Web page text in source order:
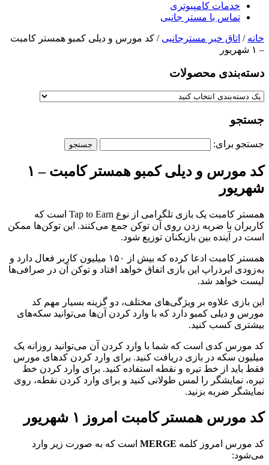
خدمات کامپیوتری
تماس با مستر جانبی
خانه / اتاق خبر مسترجانبی / کد مورس و دیلی کمبو همستر کامبت
– ۱ شهریور
دسته‌بندی‌ محصولات
جستجو
جستجو برای:
کد مورس و دیلی کمبو همستر کامبت – ۱
شهریور
همستر کامبت یک بازی تلگرامی از نوع Tap to Earn است که
کاربران با ضربه زدن روی آن توکن جمع می‌کنند. این توکن‌ها ممکن
است در آینده بین بازیکنان توزیع شود.
همستر کامبت ادعا کرده که بیش از ۱۵۰ میلیون کاربر فعال دارد و
به‌زودی ایردراپ این بازی اتفاق خواهد افتاد و توکن آن در صرافی‌ها
لیست خواهد شد.
این بازی علاوه بر ویژگی‌های مختلف، دو گزینه بسیار مهم کد
مورس و دیلی کمبو دارد که با وارد کردن آن‌ها می‌توانید سکه‌های
بیشتری کسب کنید.
کد مورس کدی است که شما با وارد کردن آن می‌توانید روزانه یک
میلیون سکه‌ در بازی دریافت کنید. برای وارد کردن کدهای مورس
فقط باید از خط تیره و نقطه استفاده کنید. برای وارد کردن خط‌
تیره، نمایشگر را لمس طولانی کنید و برای وارد کردن نقطه، روی
نمایشگر ضربه‌ بزنید.
کد مورس همستر کامبت امروز ۱ شهریور
کد مورس امروز کلمه MERGE است که به صورت زیر وارد
می‌شود: